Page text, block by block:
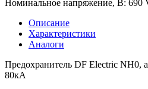
Номинальное напряжение, В: 690
Описание
Характеристики
Аналоги
Предохранитель DF Electric NH0,
80кА